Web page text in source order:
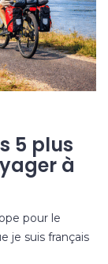
5 plus
à
pour le
je suis français